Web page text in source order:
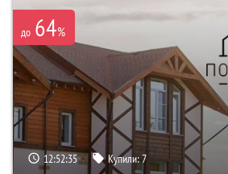
до 64%
12:52:34 Купили:7